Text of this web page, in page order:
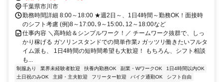
千葉県市川市
勤務時間詳細 8:00～18:00 ★週2日～、1日4時間～勤務OK！面接時
のシフト考慮 (例)8～17:00､9～15:00､12～18:00など
仕事内容 ＼高時給＆シンプルワーク！／ チームワーク抜群で、しっ
かり稼げる ガソリンスタンドでの簡単作業♪ ガッツリ働きたいフルタ
イム派も、 1日4時間の短時間希望も大歓迎！ もちろん、シフト相談
も...
制服あり 業界未経験者歓迎 扶養内勤務OK 副業・WワークOK
1日4時間以内OK
土日祝のみOK
主婦・主夫歓迎 フリーター歓迎 バイク通勤OK
シフト自由